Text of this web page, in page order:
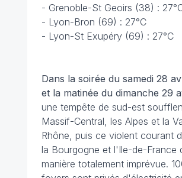
- Grenoble-St Geoirs (38) :
- Lyon-Bron (69) : 27°C
- Lyon-St Exupéry (69) : 27°C
Dans la soirée du samedi 28
et la matinée du dimanche 29
une tempête de sud-est
Massif-Central, les Alpes et la
Rhône, puis ce violent courant
la Bourgogne et l'Ile-de-France
manière totalement imprévue.